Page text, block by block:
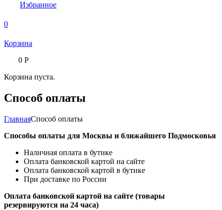
Избранное
0
Корзина
0Р
Корзина пуста.
Способ оплаты
ГлавнаяСпособ оплаты
Способы оплаты для Москвы и ближайшего Подмосковья
Наличная оплата в бутике
Оплата банковской картой на сайте
Оплата банковской картой в бутике
При доставке по России
Оплата банковской картой на сайте (товары
резервируются на 24 часа)